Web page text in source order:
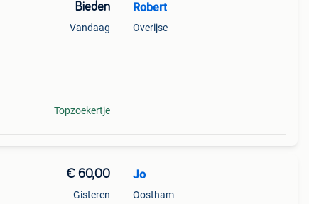
Bieden
Vandaag
Topzoekertje
Robert
Overijse
€ 60,00
Gisteren
Jo
Oostham